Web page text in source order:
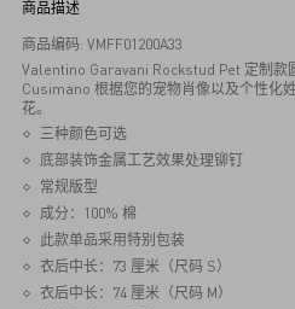
商品描述
商品编码: VMFF01200A33
Valentino Garavani Rockstud Pet 定制款
Cusimano 根据您的宠物肖像以及个性化
花。
三种颜色可选
底部装饰金属工艺效果处理铆钉
常规版型
成分：100% 棉
此款单品采用特别包装
衣后中长：73 厘米（尺码 S）
衣后中长：74 厘米（尺码 M）